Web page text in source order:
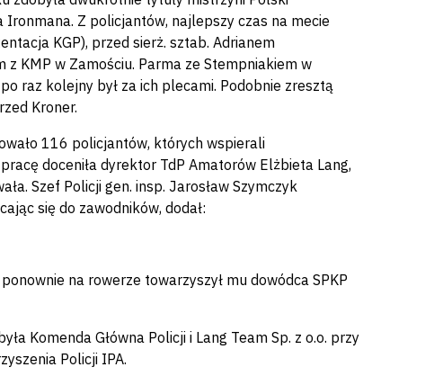
Z policjantów, najlepszy czas na mecie
KGP), przed sierż. sztab. Adrianem
z KMP w Zamościu. Parma ze Stempniakiem w
raz kolejny był za ich plecami. Podobnie zresztą
Kroner.
116 policjantów, których wspierali
doceniła dyrektor TdP Amatorów Elżbieta Lang,
Szef Policji gen. insp. Jarosław Szymczyk
się do zawodników, dodał:
na rowerze towarzyszył mu dowódca SPKP
Komenda Główna Policji i Lang Team Sp. z o.o. przy
Policji IPA.